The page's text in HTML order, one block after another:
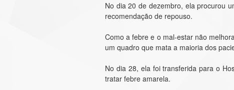
No dia 20 de dezembro, ela procurou
recomendação de repouso.
Como a febre e o mal-estar não
um quadro que mata a maioria dos
No dia 28, ela foi transferida para o
tratar febre amarela.